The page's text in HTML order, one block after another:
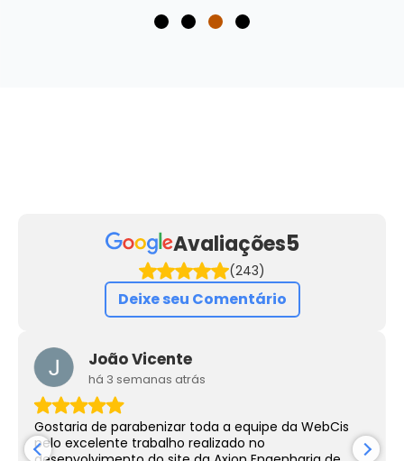
Avaliações5
(243)
Deixe seu Comentário
João Vicente
há 3 semanas atrás
Gostaria de parabenizar toda a equipe da WebCis
pelo excelente trabalho realizado no